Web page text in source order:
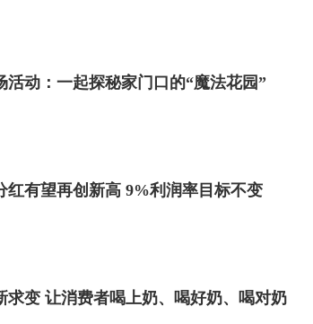
活动：一起探秘家门口的“魔法花园”
红有望再创新高 9%利润率目标不变
求变 让消费者喝上奶、喝好奶、喝对奶